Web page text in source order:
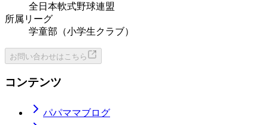
全日本軟式野球連盟
所属リーグ
学童部（小学生クラブ）
お問い合わせはこちら
コンテンツ
パパママブログ